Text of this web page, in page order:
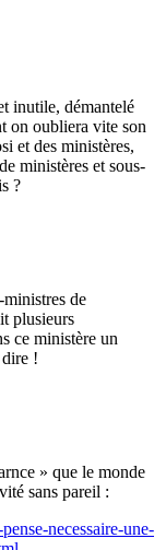
inutile, démantelé
on oubliera vite son
et des ministères,
ministères et sous-
?
ministres de
plusieurs
ce ministère un
dire !
» que le monde
sans pareil :
necessaire-une-